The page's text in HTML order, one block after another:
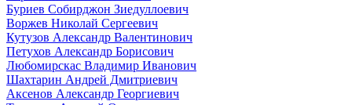
Буриев Собирджон Зиедуллоевич
Воржев Николай Сергеевич
Кутузов Александр Валентинович
Петухов Александр Борисович
Любомирскас Владимир Иванович
Шахтарин Андрей Дмитриевич
Аксенов Александр Георгиевич